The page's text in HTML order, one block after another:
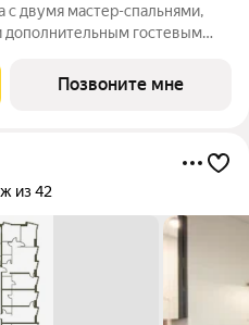
с двумя мастер-спальнями,
дополнительным гостевым
может быть адаптирована
Позвоните мне
из 42